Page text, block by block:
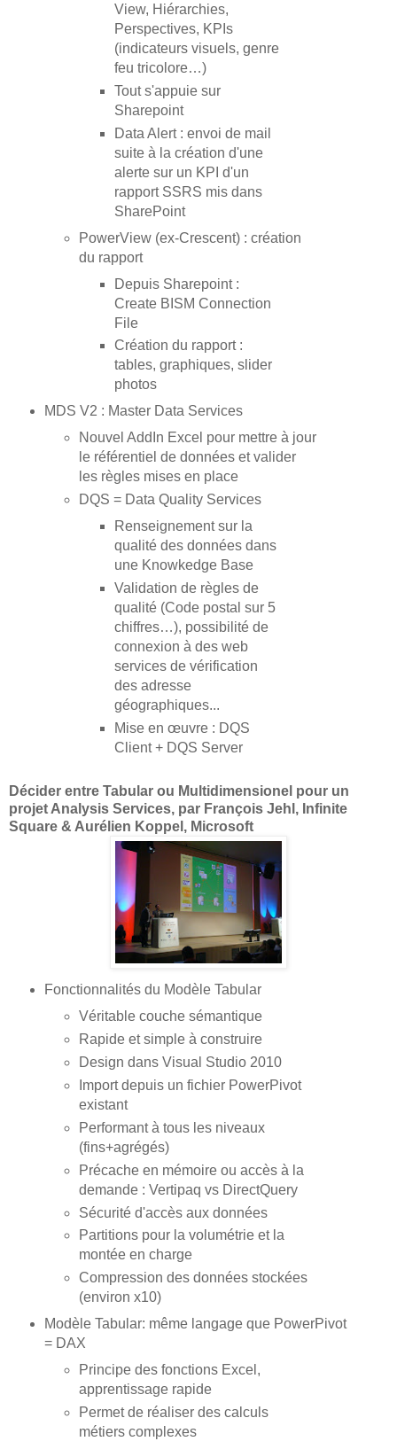
View, Hiérarchies,
Perspectives, KPIs
(indicateurs visuels, genre
feu tricolore…)
Tout s'appuie sur
Sharepoint
Data Alert : envoi de mail
suite à la création d'une
alerte sur un KPI d'un
rapport SSRS mis dans
SharePoint
PowerView (ex-Crescent) : création
du rapport
Depuis Sharepoint :
Create BISM Connection
File
Création du rapport :
tables, graphiques, slider
photos
MDS V2 : Master Data Services
Nouvel AddIn Excel pour mettre à jour
le référentiel de données et valider
les règles mises en place
DQS = Data Quality Services
Renseignement sur la
qualité des données dans
une Knowkedge Base
Validation de règles de
qualité (Code postal sur 5
chiffres…), possibilité de
connexion à des web
services de vérification
des adresse
géographiques...
Mise en œuvre : DQS
Client + DQS Server
Décider entre Tabular ou Multidimensionel pour un
projet Analysis Services, par François Jehl, Infinite
Square & Aurélien Koppel, Microsoft
Fonctionnalités du Modèle Tabular
Véritable couche sémantique
Rapide et simple à construire
Design dans Visual Studio 2010
Import depuis un fichier PowerPivot
existant
Performant à tous les niveaux
(fins+agrégés)
Précache en mémoire ou accès à la
demande : Vertipaq vs DirectQuery
Sécurité d'accès aux données
Partitions pour la volumétrie et la
montée en charge
Compression des données stockées
(environ x10)
Modèle Tabular: même langage que PowerPivot
= DAX
Principe des fonctions Excel,
apprentissage rapide
Permet de réaliser des calculs
métiers complexes